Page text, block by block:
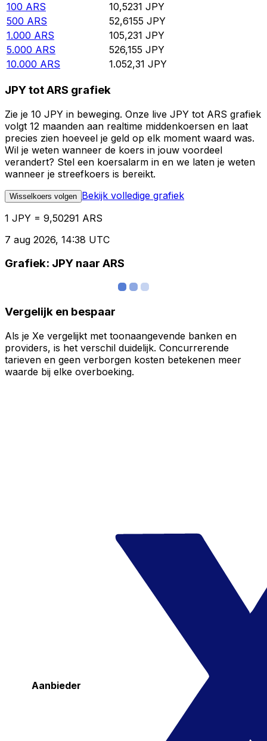
100 ARS 10,5231 JPY
500 ARS 52,6155 JPY
1.000 ARS 105,231 JPY
5.000 ARS 526,155 JPY
10.000 ARS 1.052,31 JPY
JPY tot ARS grafiek
Zie je 10 JPY in beweging. Onze live JPY tot ARS grafiek
volgt 12 maanden aan realtime middenkoersen en laat
precies zien hoeveel je geld op elk moment waard was.
Wil je weten wanneer de koers in jouw voordeel
verandert? Stel een koersalarm in en we laten je weten
wanneer je streefkoers is bereikt.
Wisselkoers volgen Bekijk volledige grafiek
1 JPY = 9,50291 ARS
7 aug 2026, 14:38 UTC
Grafiek: JPY naar ARS
Vergelijk en bespaar
Als je Xe vergelijkt met toonaangevende banken en
providers, is het verschil duidelijk. Concurrerende
tarieven en geen verborgen kosten betekenen meer
waarde bij elke overboeking.
Aanbieder